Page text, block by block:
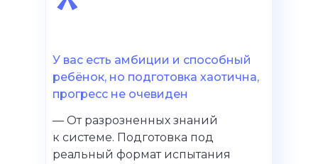
— От разрозненных знаний
к системе. Подготовка под
реальный формат испытания
У вас есть амбиции и способный
ребёнок, но подготовка хаотична,
прогресс не очевиден